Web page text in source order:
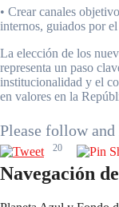
• Crear canales
internos, guiados por
La elección de los
representa un paso
institucionalidad y el
en valores en la
Please follow
20
Navegación